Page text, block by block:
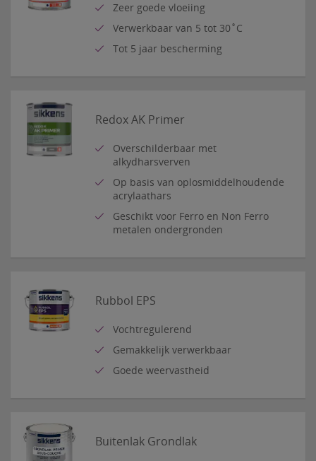
Zeer goede vloeiing
Verwerkbaar van 5 tot 30˚C
Tot 5 jaar bescherming
Redox AK Primer
Overschilderbaar met
alkydharsverven
Op basis van oplosmiddelhoudende
acrylaathars
Geschikt voor Ferro en Non Ferro
metalen ondergronden
Rubbol EPS
Vochtregulerend
Gemakkelijk verwerkbaar
Goede weervastheid
Buitenlak Grondlak